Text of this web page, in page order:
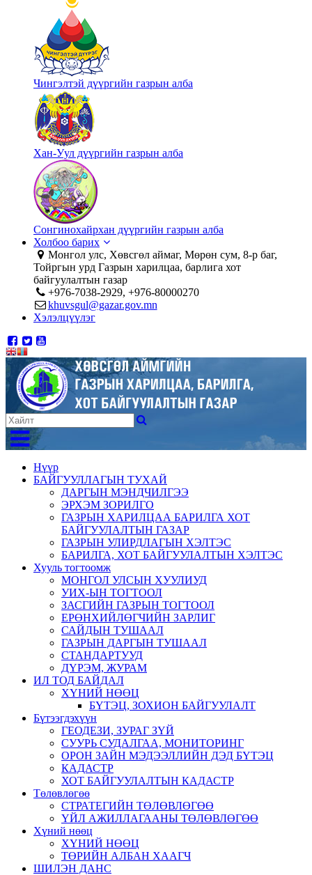
Чингэлтэй дүүргийн газрын алба
Хан-Уул дүүргийн газрын алба
Сонгинохайрхан дүүргийн газрын алба
Холбоо барих
Монгол улс, Хөвсгөл аймаг, Мөрөн сум, 8-р баг,
Тойргын урд Газрын харилцаа, барлига хот
байгуулалтын газар
+976-7038-2929, +976-80000270
khuvsgul@gazar.gov.mn
Хэлэлцүүлэг
Нүүр
БАЙГУУЛЛАГЫН ТУХАЙ
ДАРГЫН МЭНДЧИЛГЭЭ
ЭРХЭМ ЗОРИЛГО
ГАЗРЫН ХАРИЛЦАА БАРИЛГА ХОТ
БАЙГУУЛАЛТЫН ГАЗАР
ГАЗРЫН УЛИРДЛАГЫН ХЭЛТЭС
БАРИЛГА, ХОТ БАЙГУУЛАЛТЫН ХЭЛТЭС
Хууль тогтоомж
МОНГОЛ УЛСЫН ХУУЛИУД
УИХ-ЫН ТОГТООЛ
ЗАСГИЙН ГАЗРЫН ТОГТООЛ
ЕРӨНХИЙЛӨГЧИЙН ЗАРЛИГ
САЙДЫН ТУШААЛ
ГАЗРЫН ДАРГЫН ТУШААЛ
СТАНДАРТУУД
ДҮРЭМ, ЖУРАМ
ИЛ ТОД БАЙДАЛ
ХҮНИЙ НӨӨЦ
БҮТЭЦ, ЗОХИОН БАЙГУУЛАЛТ
Бүтээгдэхүүн
ГЕОДЕЗИ, ЗУРАГ ЗҮЙ
СУУРЬ СУДАЛГАА, МОНИТОРИНГ
ОРОН ЗАЙН МЭДЭЭЛЛИЙН ДЭД БҮТЭЦ
КАДАСТР
ХОТ БАЙГУУЛАЛТЫН КАДАСТР
Төлөвлөгөө
СТРАТЕГИЙН ТӨЛӨВЛӨГӨӨ
ҮЙЛ АЖИЛЛАГААНЫ ТӨЛӨВЛӨГӨӨ
Хүний нөөц
ХҮНИЙ НӨӨЦ
ТӨРИЙН АЛБАН ХААГЧ
ШИЛЭН ДАНС